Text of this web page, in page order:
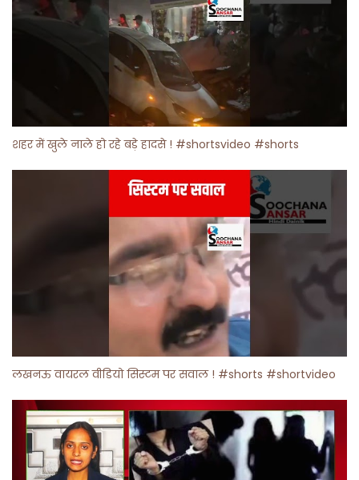
शहर में खुले नाले हो रहे बड़े हादसे ! #shortsvideo #shorts
लखनऊ वायरल वीडियो सिस्टम पर सवाल ! #shorts #shortvideo